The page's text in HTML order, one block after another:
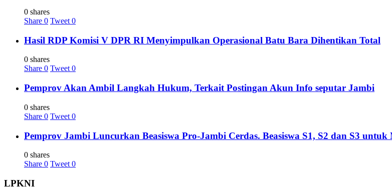
0 shares
Share 0 Tweet 0
Hasil RDP Komisi V DPR RI Menyimpulkan Operasional Batu Bara Dihentikan Total
0 shares
Share 0 Tweet 0
Pemprov Akan Ambil Langkah Hukum, Terkait Postingan Akun Info seputar Jambi
0 shares
Share 0 Tweet 0
Pemprov Jambi Luncurkan Beasiswa Pro-Jambi Cerdas. Beasiswa S1, S2 dan S3
0 shares
Share 0 Tweet 0
LPKNI